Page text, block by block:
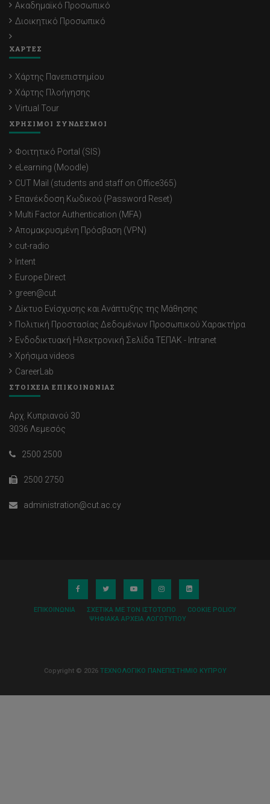
Ακαδημαϊκό Προσωπικό
Διοικητικό Προσωπικό
ΧΑΡΤΕΣ
Χάρτης Πανεπιστημίου
Χάρτης Πλοήγησης
Virtual Tour
ΧΡΗΣΙΜΟΙ ΣΥΝΔΕΣΜΟΙ
Φοιτητικό Portal (SIS)
eLearning (Moodle)
CUT Mail (students and staff on Office365)
Επανέκδοση Κωδικού (Password Reset)
Multi Factor Authentication (MFA)
Απομακρυσμένη Πρόσβαση (VPN)
cut-radio
Intent
Europe Direct
green@cut
Δίκτυο Ενίσχυσης και Ανάπτυξης της Μάθησης
Πολιτική Προστασίας Δεδομένων Προσωπικού Χαρακτήρα
Ενδοδικτυακή Ηλεκτρονική Σελίδα ΤΕΠΑΚ - Intranet
Χρήσιμα videos
CareerLab
ΣΤΟΙΧΕΙΑ ΕΠΙΚΟΙΝΩΝΙΑΣ
Αρχ. Κυπριανού 30
3036 Λεμεσός
2500 2500
2500 2750
administration@cut.ac.cy
ΕΠΙΚΟΙΝΩΝΊΑ ΣΧΕΤΙΚΆ ΜΕ ΤΟΝ ΙΣΤΌΤΟΠΟ
COOKIE POLICY
ΨΗΦΙΑΚΆ ΑΡΧΕΊΑ ΛΟΓΌΤΥΠΟΥ
Copyright © 2026 ΤΕΧΝΟΛΟΓΙΚΟ ΠΑΝΕΠΙΣΤΗΜΙΟ ΚΥΠΡΟΥ